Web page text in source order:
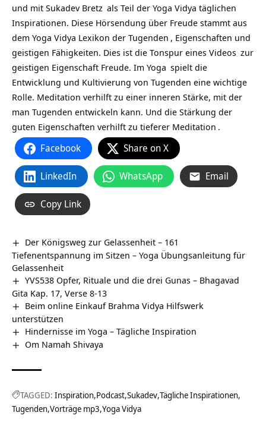
und mit Sukadev Bretz als Teil der Yoga Vidya täglichen
Inspirationen. Diese Hörsendung über Freude stammt aus
dem Yoga Vidya Lexikon der Tugenden , Eigenschaften und
geistigen Fähigkeiten. Dies ist die Tonspur eines Videos zur
geistigen Eigenschaft Freude. Im Yoga spielt die
Entwicklung und Kultivierung von Tugenden eine wichtige
Rolle. Meditation verhilft zu einer inneren Stärke, mit der
man Tugenden entwickeln kann. Und die Stärkung der
guten Eigenschaften verhilft zu tieferer Meditation .
Facebook Share on X
LinkedIn WhatsApp Email
Copy Link
Der Königsweg zur Gelassenheit – 161
Tiefenentspannung im Sitzen – Yoga Übungsanleitung für
Gelassenheit
YVS538 Opfer, Rituale und die drei Gunas – Bhagavad
Gita Kap. 17, Verse 8-13
Beim online Einkauf Brahma Vidya Hilfswerk
unterstützen
Hindernisse im Yoga – Tägliche Inspiration
Om Namah Shivaya
TAGGED: Inspiration Podcast Sukadev Tägliche Inspirationen
Tugenden Vorträge mp3 Yoga Vidya